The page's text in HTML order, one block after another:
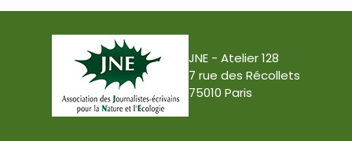
JNE - Atelier 128
7 rue des Récollets
75010 Paris